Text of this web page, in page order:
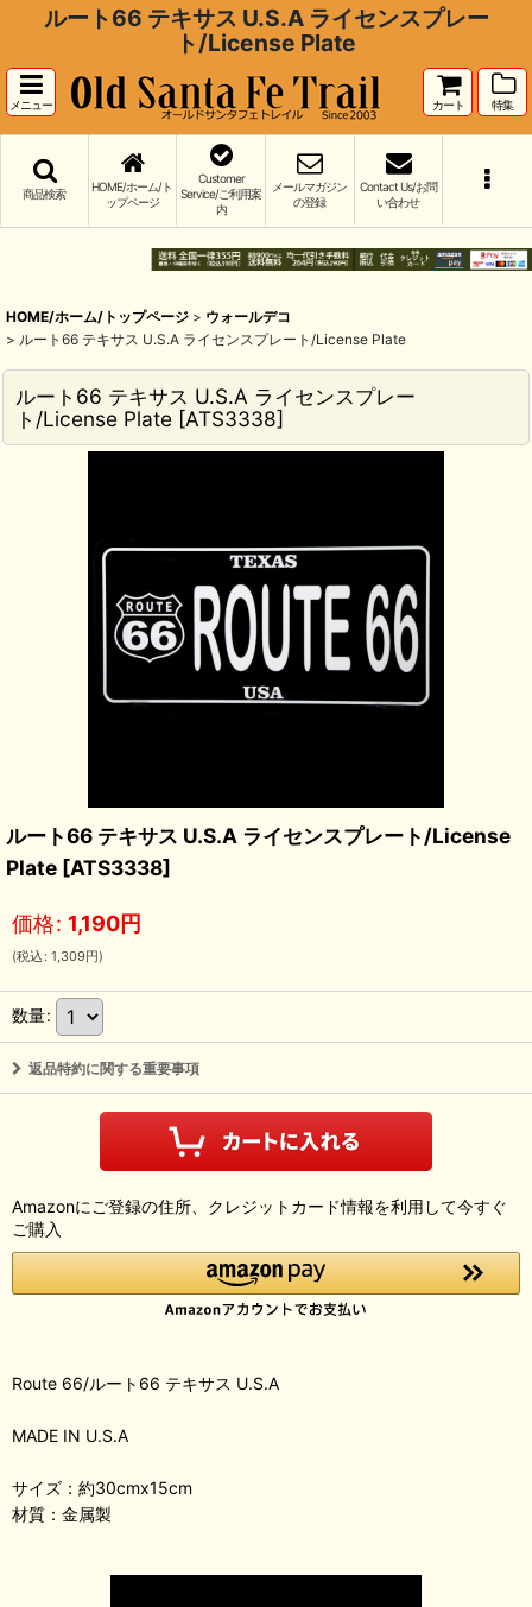
ルート66 テキサス U.S.A ライセンスプレー
ト/License Plate
メニュー カート 特集
商品検索
HOME/ホーム/ト
ップページ
Customer
Service/ご利用案
内
メールマガジン
の登録
Contact Us/お問
い合わせ
HOME/ホーム/トップページ > ウォールデコ
> ルート66 テキサス U.S.A ライセンスプレート/License Plate
ルート66 テキサス U.S.A ライセンスプレー
ト/License Plate [ATS3338]
ルート66 テキサス U.S.A ライセンスプレート/License
Plate [ATS3338]
価格: 1,190円
(税込 : 1,309円)
数量:
返品特約に関する重要事項
Amazonにご登録の住所、クレジットカード情報を利用して今すぐ
ご購入
Route 66/ルート66 テキサス U.S.A
MADE IN U.S.A
サイズ：約30cmx15cm
材質：金属製